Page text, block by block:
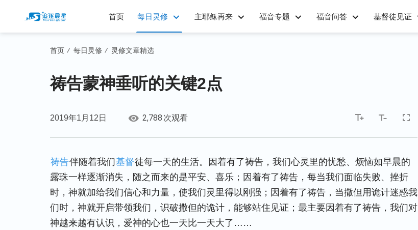
首页 每日灵修 主耶稣再来 福音专题 福音问答 基督徒见证
首页 / 每日灵修 / 灵修文章精选
祷告蒙神垂听的关键2点
2019年1月12日 2,788 次观看
祷告伴随着我们基督徒每一天的生活。因着有了祷告，我们心灵里的忧愁、烦恼如早晨的
露珠一样逐渐消失，随之而来的是平安、喜乐；因着有了祷告，每当我们面临失败、挫折
时，神就加给我们信心和力量，使我们灵里得以刚强；因着有了祷告，当撒但用诡计迷惑我
们时，神就开启带领我们，识破撒但的诡计，能够站住见证；最主要因着有了祷告，我们对
神越来越有认识，爱神的心也一天比一天大了……